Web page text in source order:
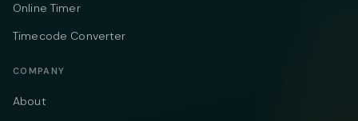
Online Timer
Timecode Converter
COMPANY
About